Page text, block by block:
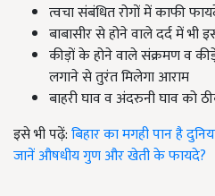
त्वचा संबंधित रोगों में काफी
बाबासीर से होने वाले दर्द में
कीड़ों के होने वाले संक्रमण व
लगाने से तुरंत मिलेगा आराम
बाहरी घाव व अंदरुनी घाव को
इसे भी पढ़ें:बिहार का मगही पान है
जानें औषधीय गुण और खेती के फायदे?